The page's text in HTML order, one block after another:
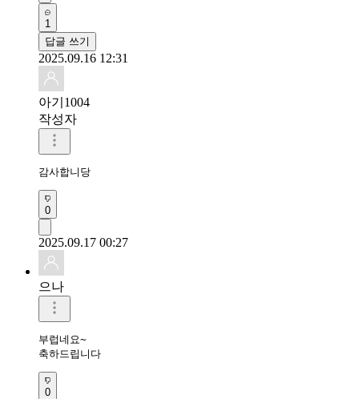
1
답글 쓰기
2025.09.16 12:31
아기1004
작성자
감사합니당
0
2025.09.17 00:27
으나
부럽네요~
축하드립니다
0